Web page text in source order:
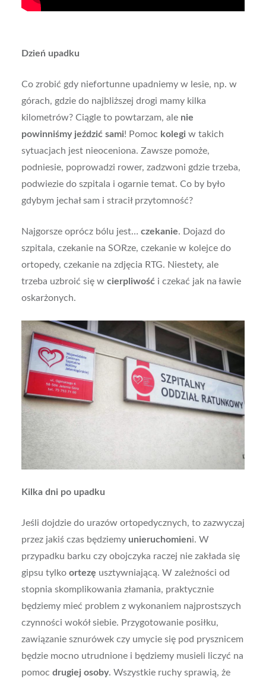
Dzień upadku
Co zrobić gdy niefortunne upadniemy w lesie, np. w
górach, gdzie do najbliższej drogi mamy kilka
kilometrów? Ciągle to powtarzam, ale nie
powinniśmy jeździć sami! Pomoc kolegi w takich
sytuacjach jest nieoceniona. Zawsze pomoże,
podniesie, poprowadzi rower, zadzwoni gdzie trzeba,
podwiezie do szpitala i ogarnie temat. Co by było
gdybym jechał sam i stracił przytomność?
Najgorsze oprócz bólu jest… czekanie. Dojazd do
szpitala, czekanie na SORze, czekanie w kolejce do
ortopedy, czekanie na zdjęcia RTG. Niestety, ale
trzeba uzbroić się w cierpliwośći czekać jak na ławie
oskarżonych.
Kilka dni po upadku
Jeśli dojdzie do urazów ortopedycznych, to zazwyczaj
przez jakiś czas będziemy unieruchomieni. W
przypadku barku czy obojczyka raczej nie zakłada się
gipsu tylko ortezę usztywniającą. W zależności od
stopnia skomplikowania złamania, praktycznie
będziemy mieć problem z wykonaniem najprostszych
czynności wokół siebie. Przygotowanie posiłku,
zawiązanie sznurówek czy umycie się pod prysznicem
będzie mocno utrudnione i będziemy musieli liczyć na
pomoc drugiej osoby. Wszystkie ruchy sprawią, że